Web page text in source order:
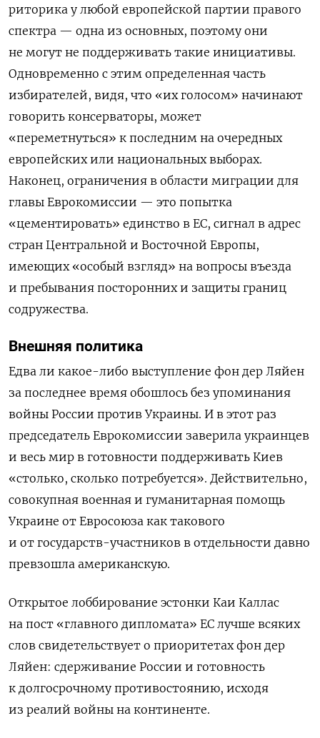
риторика у любой европейской партии правого
спектра — одна из основных, поэтому они
не могут не поддерживать такие инициативы.
Одновременно с этим определенная часть
избирателей, видя, что «их голосом» начинают
говорить консерваторы, может
«переметнуться» к последним на очередных
европейских или национальных выборах.
Наконец, ограничения в области миграции для
главы Еврокомиссии — это попытка
«цементировать» единство в ЕС, сигнал в адрес
стран Центральной и Восточной Европы,
имеющих «особый взгляд» на вопросы въезда
и пребывания посторонних и защиты границ
содружества.
Внешняя политика
Едва ли какое-либо выступление фон дер Ляйен
за последнее время обошлось без упоминания
войны России против Украины. И в этот раз
председатель Еврокомиссии заверила украинцев
и весь мир в готовности поддерживать Киев
«столько, сколько потребуется». Действительно,
совокупная военная и гуманитарная помощь
Украине от Евросоюза как такового
и от государств-участников в отдельности давно
превзошла американскую.
Открытое лоббирование эстонки Каи Каллас
на пост «главного дипломата» ЕС лучше всяких
слов свидетельствует о приоритетах фон дер
Ляйен: сдерживание России и готовность
к долгосрочному противостоянию, исходя
из реалий войны на континенте.